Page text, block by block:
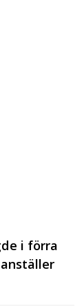
i förra